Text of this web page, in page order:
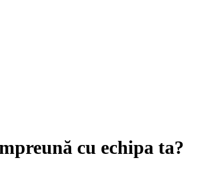
cu echipa ta?